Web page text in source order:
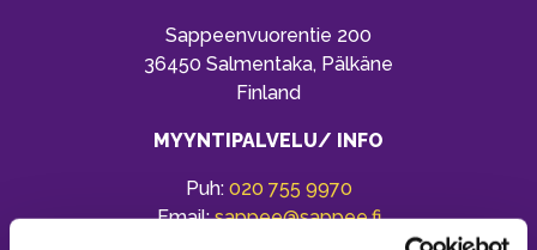
Sappeenvuorentie 200
36450 Salmentaka, Pälkäne
Finland
MYYNTIPALVELU/ INFO
Puh: 020 755 9970
Email:sappee@sappee.fi